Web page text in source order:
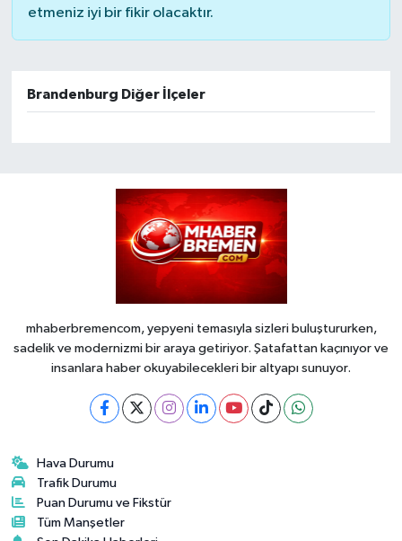
etmeniz iyi bir fikir olacaktır.
Brandenburg Diğer İlçeler
mhaberbremencom, yepyeni temasıyla sizleri buluştururken,
sadelik ve modernizmi bir araya getiriyor. Şatafattan kaçınıyor ve
insanlara haber okuyabilecekleri bir altyapı sunuyor.
Hava Durumu
Trafik Durumu
Puan Durumu ve Fikstür
Tüm Manşetler